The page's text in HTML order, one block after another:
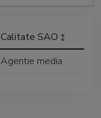
Calitate SAO
Agentie media